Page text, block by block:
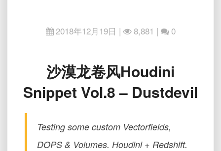
2018年12月19日 | 8,881 | 0
沙
漠
龙
卷
Snippet
Vol.8
沙漠龙卷风Houdini
Snippet Vol.8 – Dustdevil
Testing some custom Vectorfields,
DOPS & Volumes. Houdini + Redshift.